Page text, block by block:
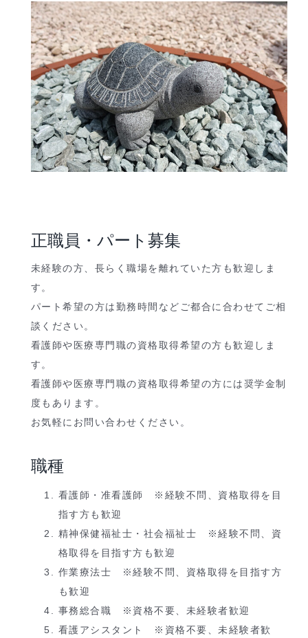
正職員・パート募集
未経験の方、長らく職場を離れていた方も歓迎しま
す。
パート希望の方は勤務時間などご都合に合わせてご相
談ください。
看護師や医療専門職の資格取得希望の方も歓迎しま
す。
看護師や医療専門職の資格取得希望の方には奨学金制
度もあります。
お気軽にお問い合わせください。
職種
看護師・准看護師 ※経験不問、資格取得を目
指す方も歓迎
精神保健福祉士・社会福祉士 ※経験不問、資
格取得を目指す方も歓迎
作業療法士 ※経験不問、資格取得を目指す方
も歓迎
事務総合職 ※資格不要、未経験者歓迎
看護アシスタント ※資格不要、未経験者歓